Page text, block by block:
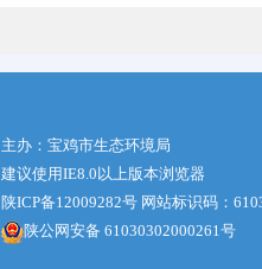
主办：宝鸡市生态环境局
建议使用IE8.0以上版本浏览器
陕ICP备12009282号 网站标识码：
陕公网安备 61030302000261号